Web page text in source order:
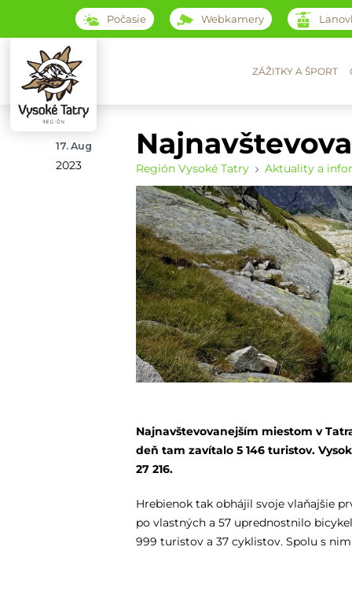
Počasie Webkamery
ZÁŽITKY A ŠPORT
17. Aug
2023 Región Vysoké Tatry Aktuality a
Najnavštevovanejším miestom v
deň tam zavítalo 5 146 turistov.
27 216.
Hrebienok tak obhájil svoje vlaňajšie
po vlastných a 57 uprednostnilo
999 turistov a 37 cyklistov. Spolu s